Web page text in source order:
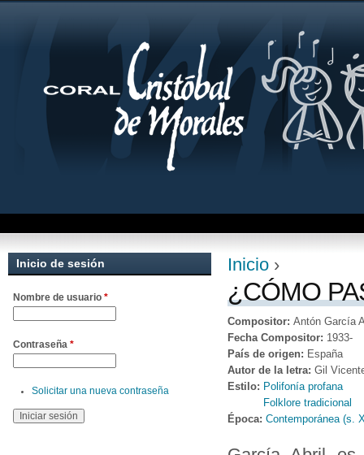
Se encuentra
Inicio ›
¿CÓMO
Compositor: Antón García
Fecha Compositor: 1933-
País de origen: España
Autor de la letra: Gil
Estilo: Polifonía profana
Folklore tradicional
Época: Contemporánea (s.
Inicio de sesión
Nombre de usuario *
Contraseña *
Solicitar una nueva contraseña